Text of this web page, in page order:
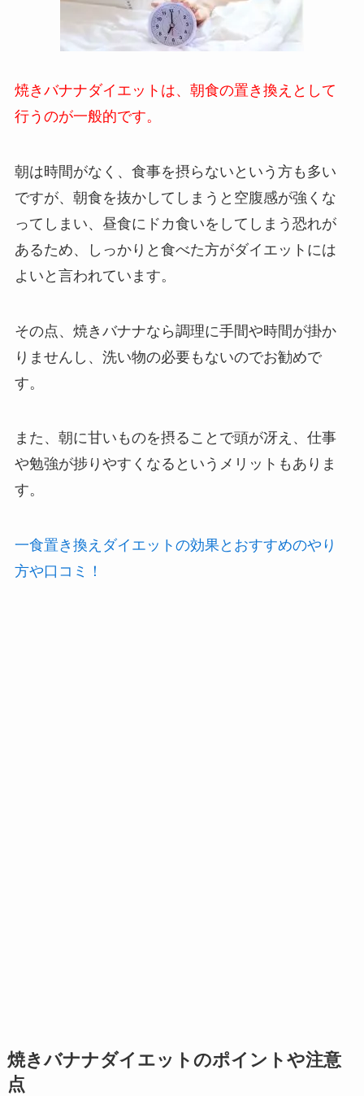
焼きバナナダイエットは、朝食の置き換えとして
行うのが一般的です。
朝は時間がなく、食事を摂らないという方も多い
ですが、朝食を抜かしてしまうと空腹感が強くな
ってしまい、昼食にドカ食いをしてしまう恐れが
あるため、しっかりと食べた方がダイエットには
よいと言われています。
その点、焼きバナナなら調理に手間や時間が掛か
りませんし、洗い物の必要もないのでお勧めで
す。
また、朝に甘いものを摂ることで頭が冴え、仕事
や勉強が捗りやすくなるというメリットもありま
す。
一食置き換えダイエットの効果とおすすめのやり
方や口コミ！
焼きバナナダイエットのポイントや注意
点